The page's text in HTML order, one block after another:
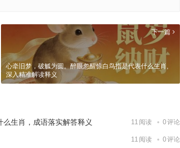
下一篇
心牵旧梦，破觚为圆。醉眼忽醒惊白鸟指是代表什么生肖,
深入精准解读释义
生肖，成语落实解答释义 11 阅读 0评论
11 阅读 0评论